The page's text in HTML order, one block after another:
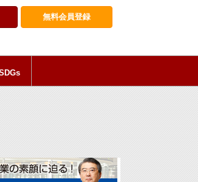
無料会員登録